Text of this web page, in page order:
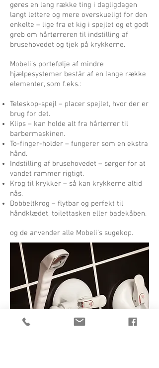
gøres en lang række ting i dagligdagen
langt lettere og mere overskueligt for den
enkelte – lige fra et kig i spejlet og et godt
greb om hårtørreren til indstilling af
brusehovedet og tjek på krykkerne.
Mobeli’s portefølje af mindre
hjælpesystemer består af en lange række
elementer, som f.eks.:
Teleskop-spejl – placer spejlet, hvor der er
brug for det.
Klips – kan holde alt fra hårtørrer til
barbermaskinen.
To-finger-holder – fungerer som en ekstra
hånd.
Indstilling af brusehovedet – sørger for at
vandet rammer rigtigt.
Krog til krykker – så kan krykkerne altid
nås.
Dobbeltkrog – flytbar og perfekt til
håndklædet, toilettasken eller badekåben.
og de anvender alle Mobeli’s sugekop.